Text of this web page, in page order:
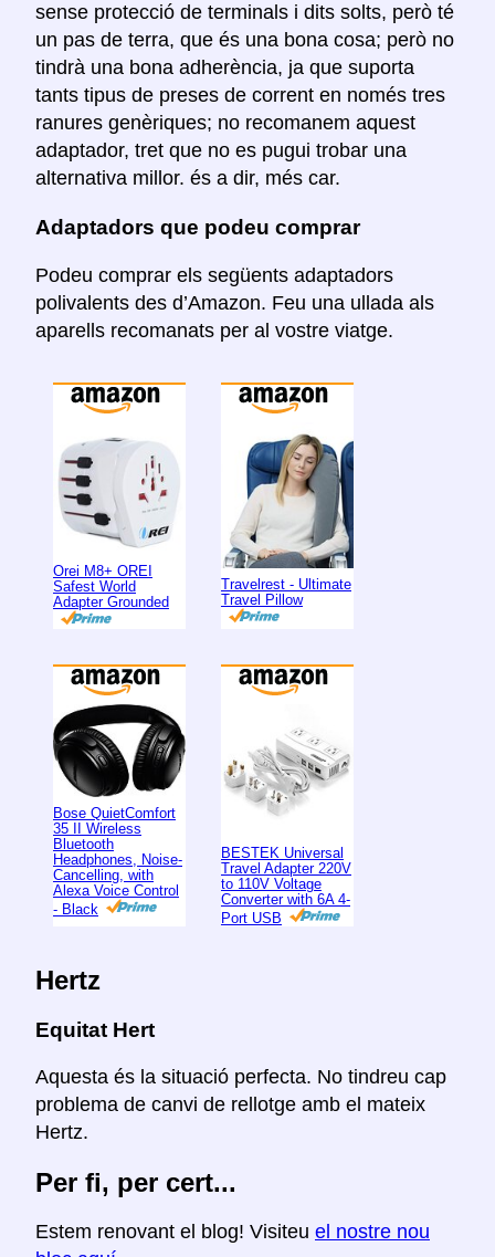
sense protecció de terminals i dits solts, però té
un pas de terra, que és una bona cosa; però no
tindrà una bona adherència, ja que suporta
tants tipus de preses de corrent en només tres
ranures genèriques; no recomanem aquest
adaptador, tret que no es pugui trobar una
alternativa millor. és a dir, més car.
Adaptadors que podeu comprar
Podeu comprar els següents adaptadors
polivalents des d’Amazon. Feu una ullada als
aparells recomanats per al vostre viatge.
Orei M8+ OREI
Safest World
Adapter Grounded
Travelrest - Ultimate
Travel Pillow
Bose QuietComfort
35 II Wireless
Bluetooth
Headphones, Noise-
Cancelling, with
Alexa Voice Control
- Black
BESTEK Universal
Travel Adapter 220V
to 110V Voltage
Converter with 6A 4-
Port USB
Hertz
Equitat Hert
Aquesta és la situació perfecta. No tindreu cap
problema de canvi de rellotge amb el mateix
Hertz.
Per fi, per cert...
Estem renovant el blog! Visiteu el nostre nou